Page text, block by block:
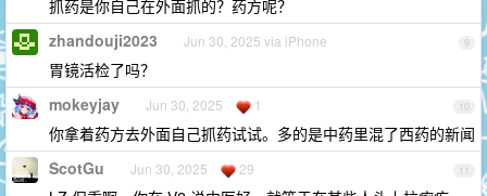
抓药是你自己在外面抓的？药方呢？
9
zhandouji2023 Jun 30, 2025 via iPhone
胃镜活检了吗？
10
mokeyjay Jun 30, 2025 1
你拿着药方去外面自己抓药试试。多的是中药里混了西药的新闻
11
ScotGu Jun 30, 2025 29